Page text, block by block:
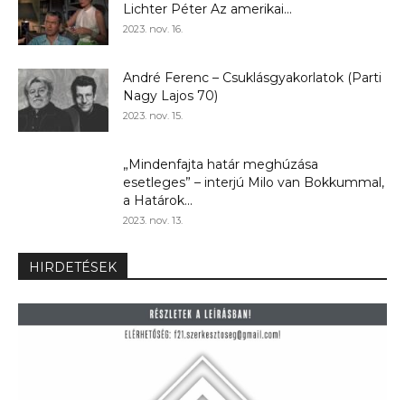
Lichter Péter Az amerikai...
2023. nov. 16.
André Ferenc – Csuklásgyakorlatok (Parti
Nagy Lajos 70)
2023. nov. 15.
„Mindenfajta határ meghúzása
esetleges” – interjú Milo van Bokkummal,
a Határok...
2023. nov. 13.
HIRDETÉSEK